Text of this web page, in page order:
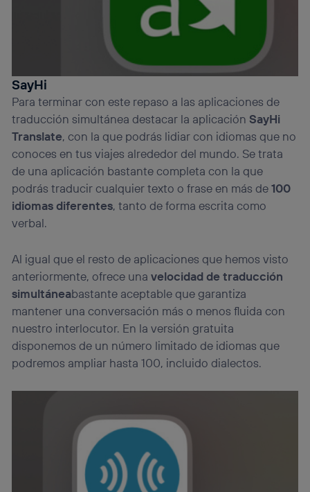
SayHi
Para terminar con este repaso a las aplicaciones de
traducción simultánea destacar la aplicaciónSayHi
Translate, con la que podrás lidiar con idiomas que no
conoces en tus viajes alrededor del mundo. Se trata
de una aplicación bastante completa con la que
podrás traducir cualquier texto o frase en más de100
idiomas diferentes, tanto de forma escrita como
verbal.
Al igual que el resto de aplicaciones que hemos visto
anteriormente, ofrece una velocidad de traducción
simultáneabastante aceptable que garantiza
mantener una conversación más o menos fluida con
nuestro interlocutor. En la versión gratuita
disponemos de un número limitado de idiomas que
podremos ampliar hasta 100, incluido dialectos.